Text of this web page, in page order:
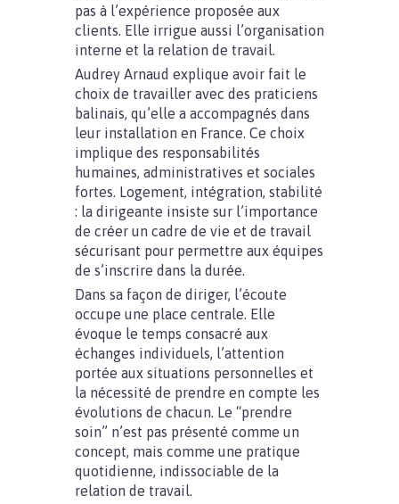
pas à l’expérience proposée aux
clients. Elle irrigue aussi l’organisation
interne et la relation de travail.
Audrey Arnaud explique avoir fait le
choix de travailler avec des praticiens
balinais, qu’elle a accompagnés dans
leur installation en France. Ce choix
implique des responsabilités
humaines, administratives et sociales
fortes. Logement, intégration, stabilité
: la dirigeante insiste sur l’importance
de créer un cadre de vie et de travail
sécurisant pour permettre aux équipes
de s’inscrire dans la durée.
Dans sa façon de diriger, l’écoute
occupe une place centrale. Elle
évoque le temps consacré aux
échanges individuels, l’attention
portée aux situations personnelles et
la nécessité de prendre en compte les
évolutions de chacun. Le “prendre
soin” n’est pas présenté comme un
concept, mais comme une pratique
quotidienne, indissociable de la
relation de travail.